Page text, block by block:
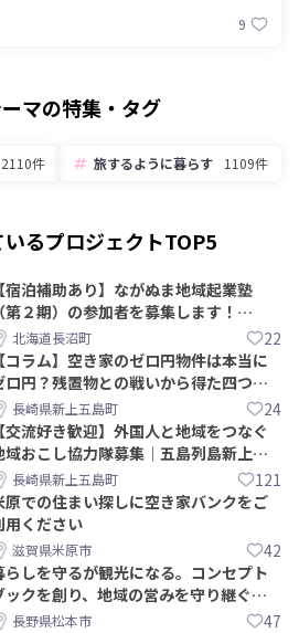
9
マの特集・タグ
2110件 旅するように暮らす 1109件
いるプロジェクトTOP5
【宿泊補助あり】ながぬま地域起業塾
（第２期）の参加者を募集します！
8/21〆】
北海道長沼町 22
【コラム】空き家のゼロ円物件は本当に
ロ円？残置物との戦いから得た四つの
訓｜新上五島町
長崎県新上五島町 24
【交流好き歓迎】外国人と地域をつなぐ
域おこし協力隊募集｜五島列島新上五
町長崎県新上五島町 121
原での住まい探しに空き家バンクをご
用ください
滋賀県米原市 42
らしを守るが観光になる。コンセプト
ックを創り、地域の営みを守り継ぐ仲
を集めませんか？
長野県松本市 47